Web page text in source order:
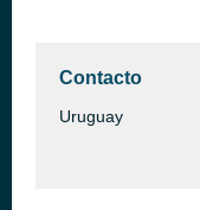
Contacto
Uruguay